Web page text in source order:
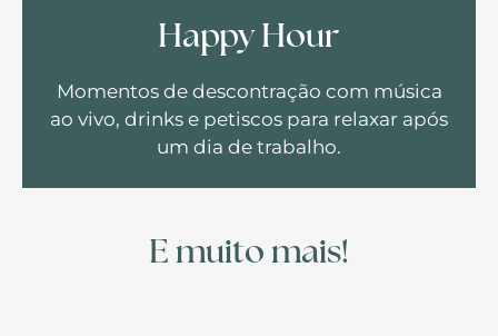
Happy Hour
Momentos de descontração com música
ao vivo, drinks e petiscos para relaxar após
um dia de trabalho.
E muito mais!